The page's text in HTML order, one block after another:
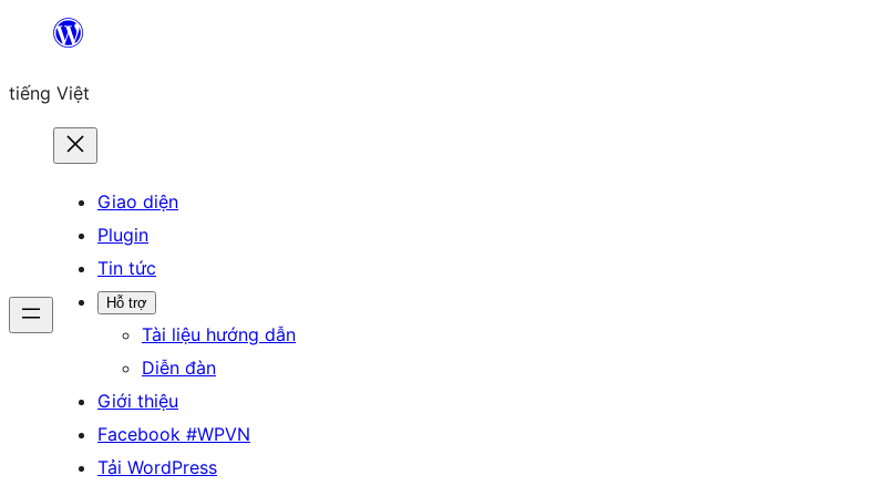
Chuyển
phần
tiếng Việt
Giao diện
Plugin
Tin tức
Hỗ trợ
Tài liệu hướng dẫn
Diễn đàn
Giới thiệu
Facebook #WPVN
Tải WordPress